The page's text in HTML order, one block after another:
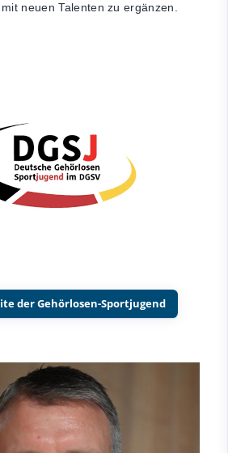
neuen Talenten zu ergänzen.
der Gehörlosen-Sportjugend